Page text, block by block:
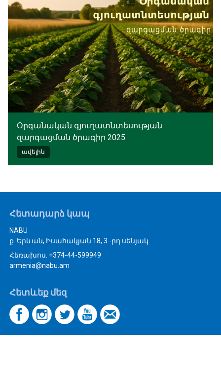
Օրգանական գյուղատնտեսության
զարգացման ծրագիր 2025
ավելին
Հետադարձ կապ
NABU
ք. Երևան, Իսահակյան 18, 3 -րդ սենյակ
Հեռախոս. +374-44-599949
armenia@nabu.am
Հետևեք մեզ